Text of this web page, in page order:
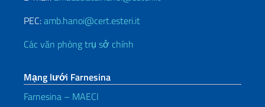
PEC:amb.hanoi@cert.esteri.it
Các văn phòng trụ sở chính
Mạng lưới Farnesina
Farnesina – MAECI